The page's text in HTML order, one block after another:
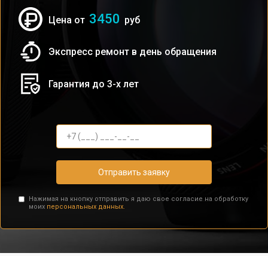
Цена от 3450 руб
Экспресс ремонт в день обращения
Гарантия до 3-х лет
Отправить заявку
Нажимая на кнопку отправить я даю свое согласие на обработку
моих персональных данных.